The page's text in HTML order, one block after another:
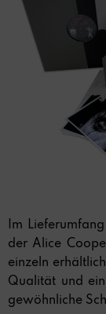
Im
der Alice
einzeln
Qualität und
gewöhnliche